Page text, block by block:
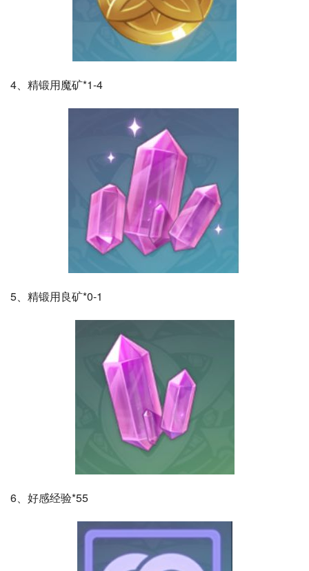
4、精锻用魔矿*1-4
5、精锻用良矿*0-1
6、好感经验*55